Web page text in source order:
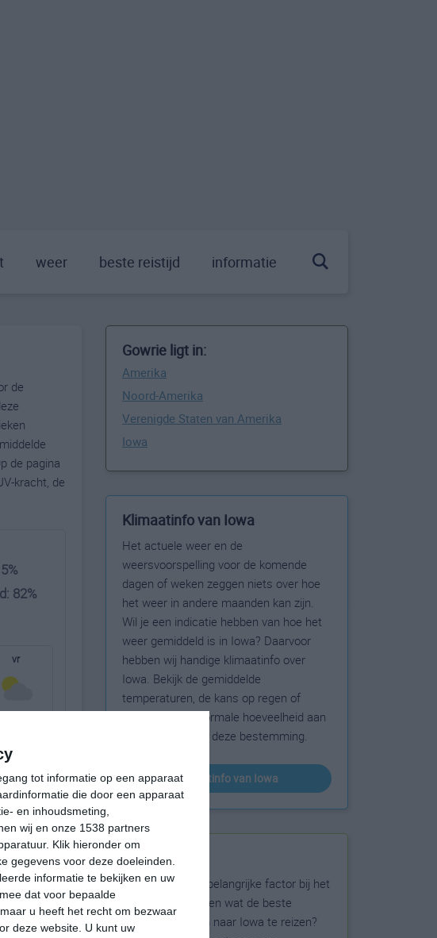
tot informatie op een apparaat
die door een apparaat
en inhoudsmeting,
wij en onze 1538 partners
Klik hieronder om
gegevens voor deze doeleinden.
informatie te bekijken en uw
dat voor bepaalde
u heeft het recht om bezwaar
deze website. U kunt uw
weer beste reistijd informatie
de
de pagina
kracht, de
82%
vr
20°C
01:00
01:00
ZZO 3
Gowrie ligt in:
Amerika
Noord-Amerika
Verenigde Staten van Amerika
Iowa
Klimaatinfo van Iowa
Het actuele weer en de
weersvoorspelling voor de komende
dagen of weken zeggen niets over hoe
het weer in andere maanden kan zijn.
Wil je een indicatie hebben van hoe het
weer gemiddeld is in Iowa? Daarvoor
hebben wij handige klimaatinfo over
Iowa. Bekijk de gemiddelde
temperaturen, de kans op regen of
sneeuw en de normale hoeveelheid aan
zonneschijn voor deze bestemming.
klimaatinfo van Iowa
Beste reistijd
Het weer is een belangrijke factor bij het
reizen. Wil je weten wat de beste
maanden zijn om naar Iowa te reizen?